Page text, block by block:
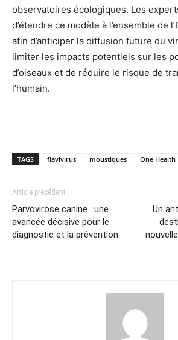
observatoires écologiques. Les
d’étendre ce modèle à l’ensemble de
afin d’anticiper la diffusion future du
limiter les impacts potentiels sur les
d’oiseaux et de réduire le risque de
l’humain.
TAGS flavivirus moustiques One Health
Article précédent
Parvovirose canine : une
avancée décisive pour le
diagnostic et la prévention
Un